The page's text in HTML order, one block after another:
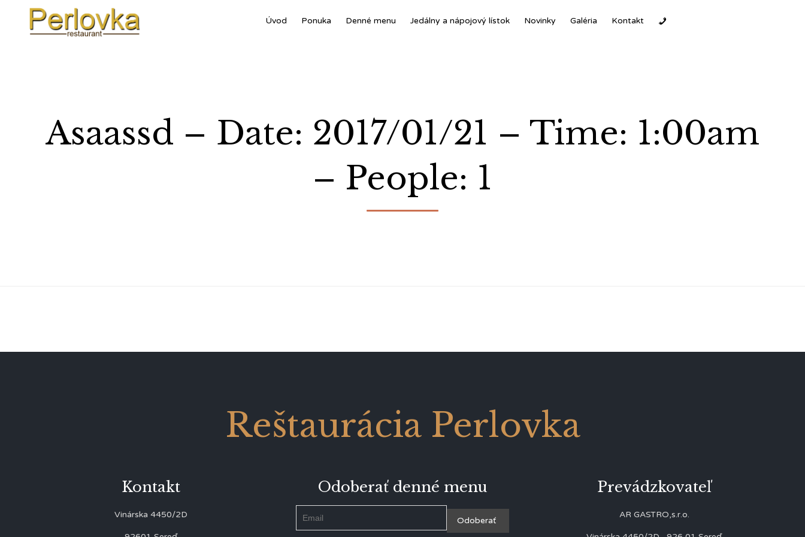
Úvod Ponuka Denné menu Jedálny a nápojový lístok Novinky Galéria Kontakt
Asaassd – Date: 2017/01/21 – Time: 1:00am
– People: 1
Reštaurácia Perlovka
Kontakt
Vinárska 4450/2D
Odoberať denné menu Prevádzkovateľ
AR GASTRO,s.r.o.